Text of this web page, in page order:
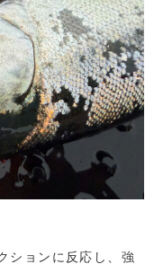
ションに反応し、強